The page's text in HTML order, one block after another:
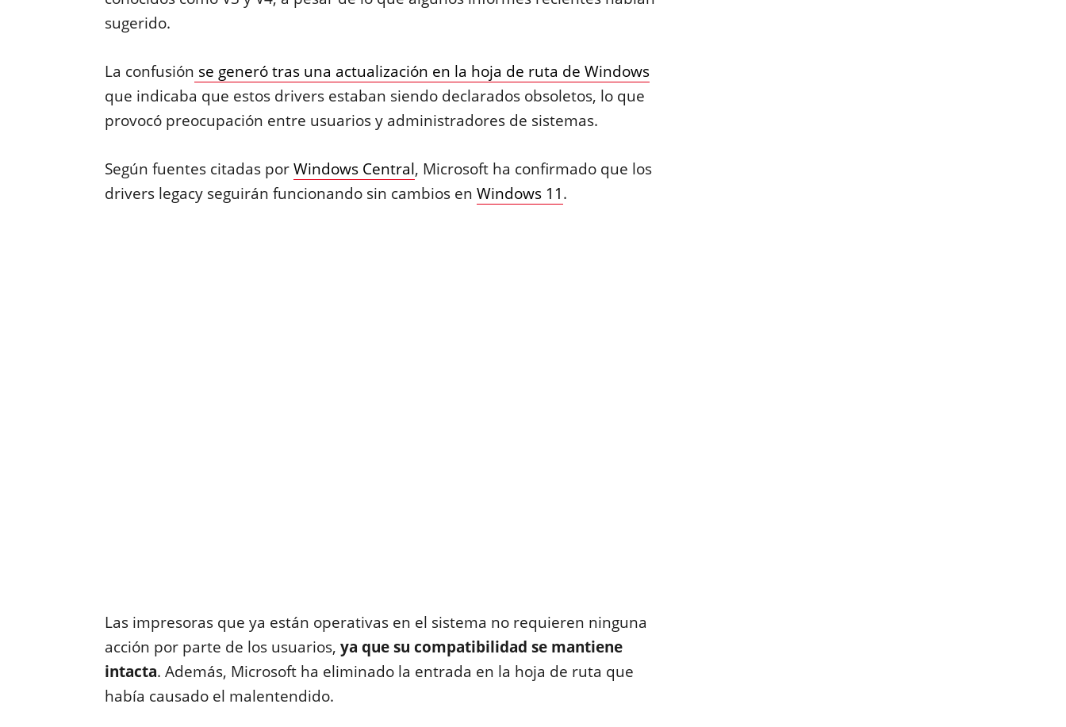
sugerido.
La confusión se generó tras una actualización en la hoja de ruta de Windows
que indicaba que estos drivers estaban siendo declarados obsoletos, lo que
provocó preocupación entre usuarios y administradores de sistemas.
Según fuentes citadas porWindows Central, Microsoft ha confirmado que los
drivers legacy seguirán funcionando sin cambios en Windows 11.
Las impresoras que ya están operativas en el sistema no requieren ninguna
acción por parte de los usuarios, ya que su compatibilidad se mantiene
intacta. Además, Microsoft ha eliminado la entrada en la hoja de ruta que
había causado el malentendido.